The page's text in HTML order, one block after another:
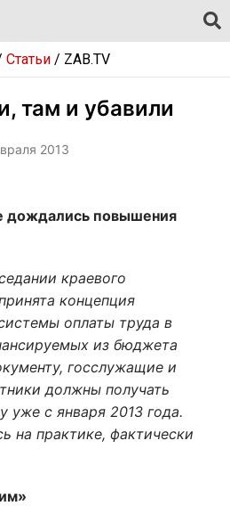
Статьи/ ZAB.TV
там и убавили
2013
дождались повышения
краевого
концепция
оплаты труда в
из бюджета
госслужащие и
должны получать
уже с января 2013 года.
на практике, фактически